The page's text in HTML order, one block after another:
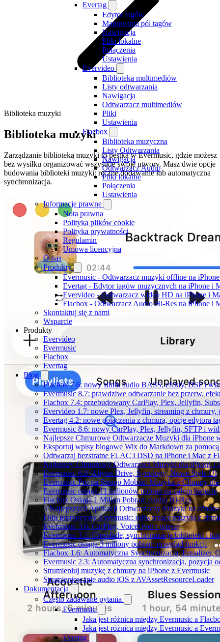
Evertag
Edytor tagów
Mapowania pól tagów
Nawigacja
Pliki lokalne
Połączenia
Ustawienia
Evervideo
Biblioteka multimediów
Listy odtwarzania
Nawigacja
Odtwarzacz multimediów
Pliki
Ustawienia
Flacbox
Biblioteka muzyczna
Listy Odtwarzania
Nawigacja
Odtwarzacz Audio
Pliki lokalne
Połączenia
Ustawienia
Informacje prawne
Nota prawna
Polityka plików cookie
Polityka prywatności
Regulamin
Umowa licencyjna
O nas
Produkty
Evermusic - Odtwarzacz muzyki offline na
Evertag - Edytor tagów muzycznych na iPhone i
Evervideo - Odtwarzacz wideo HD na iPhone i
Flacbox - Odtwarzacz Audio Hi-Res na iPhone i
Skontaktuj się z nami
Wsparcie
Produkty
Evervideo
Evermusic
Flacbox
Evertag
Blog
Flacbox 7.6: nowy silnik audio BASS, efekty, DSP i
Evermusic 8.7: prawdziwe odtwarzanie bez przerw,
Flacbox 7.4: przebudowany CarPlay, Plex, Jellyfin,
Evervideo 1.7: nowe Plex, Jellyfin, streaming z chmury,
Evertag 4.2: nowe połączenia z chmurą, opcje edytora
Evermusic 8.6: nowy CarPlay, Plex, Jellyfin, SFTP i
Najlepsze Chmurowe Odtwarzacze Muzyki dla iPhone
Eksportuj wpisy blogowe Wix do Markdown za
Odtwarzaj bezstratne FLAC i DSD na iPhone i Mac z
Najlepszy Chmurowy Odtwarzacz Muzyki dla iPhone i
Evermusic 6.8: Aliyun Drive, Synology, Nowe Style UI
Evermusic Pro na Setapp Mobile: Muzyka z Chmury
Evermusic osiąga 11 milionów pobrań na całym świecie
Flacbox Osiąga 1 Milion Pobrań: Audio Hi-Res
5 Najlepszych Aplikacji Odtwarzaczy Muzyki na
Film promocyjny Evermusic: odtwarzacz muzyki z
Evermusic 3.6: CarPlay, VoiceOver i więcej
Evermusic 3.1: Crossfade, synchronizacja biblioteki i
Evermusic osiąga 3 miliony pobrań: przegląd funkcji
Flacbox 1.6: Automatyczna Synchronizacja, Equalizer,
Evermusic 2.3: Automatyczna synchronizacja, pozycja
Strumieniuj muzykę z chmury na iPhone z Evermusic
Strumieniowanie audio iOS z AVAssetResourceLoader
Dokumentacja
Często zadawane pytania
Evermusic
Jaka jest różnica między Evermusic a
Jaka jest różnica między Evermusic a
Evertag
Biblioteka muzyki
Biblioteka muzyki
Zarządzanie biblioteką muzyki to pestka w Evermusic, gdzie możesz
bez wysiłku organizować wszystkie swoje utwory. Masz dwie opcje
budowania biblioteki muzyki: ręczne dodawanie lub automatyczna
synchronizacja.